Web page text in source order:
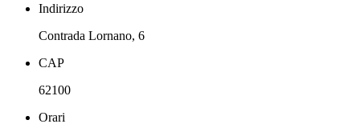
Indirizzo
Contrada Lornano, 6
CAP
62100
Orari